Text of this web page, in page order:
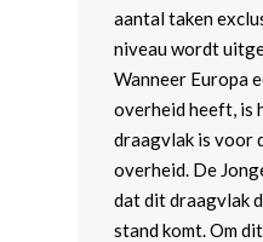
aantal taken
niveau wordt
Wanneer Europa
overheid heeft, is
draagvlak is voor
overheid. De
dat dit draagvlak
stand komt. Om